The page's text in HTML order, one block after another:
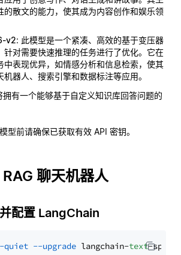
的散文的能力，使其成为内容创作和娱乐领
v2: 此模型是一个紧凑、高效的基于变压器
针对需要快速推理的任务进行了优化。它在
中表现优异，如情感分析和信息检索，使其
器人、搜索引擎和数据标注等应用。
有一个能够基于自定义知识库回答问题的
型前请确保已获取有效 API 密钥。
聊天机器人
配置 LangChain
quiet --upgrade langchain-text